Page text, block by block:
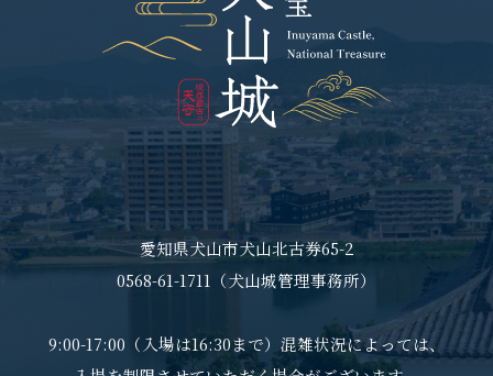
愛知県犬山市犬山北古券65-2
0568-61-1711（犬山城管理事務所）
9:00-17:00（入場は16:30まで）混雑状況によっては、